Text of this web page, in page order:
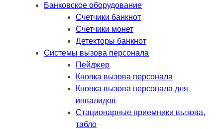
Банковское оборудование
Счетчики банкнот
Счетчики монет
Детекторы банкнот
Системы вызова персонала
Пейджер
Кнопка вызова персонала
Кнопка вызова персонала для
инвалидов
Стационарные приемники вызова,
табло